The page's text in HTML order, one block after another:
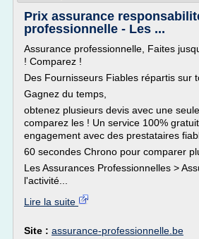
Prix assurance
professionnelle - Les ...
Assurance professionnelle, Faites
! Comparez !
Des Fournisseurs Fiables répartis sur
Gagnez du temps,
obtenez plusieurs devis avec une
comparez les ! Un service 100%
engagement avec des prestataires
60 secondes Chrono pour comparer
Les Assurances Professionnelles >
l'activité...
Lire la suite
Site : assurance-professionnelle.be